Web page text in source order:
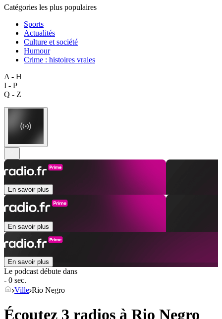
Catégories les plus populaires
Sports
Actualités
Culture et société
Humour
Crime : histoires vraies
A - H
I - P
Q - Z
En savoir plus
En savoir plus
En savoir plus
Le podcast débute dans
- 0 sec.
Ville Rio Negro
Écoutez 3 radios à Rio Negro